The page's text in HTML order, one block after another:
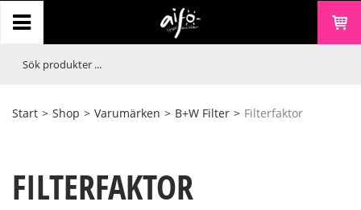
Start > Shop > Varumärken > B+W Filter > Filterfaktor
FILTERFAKTOR